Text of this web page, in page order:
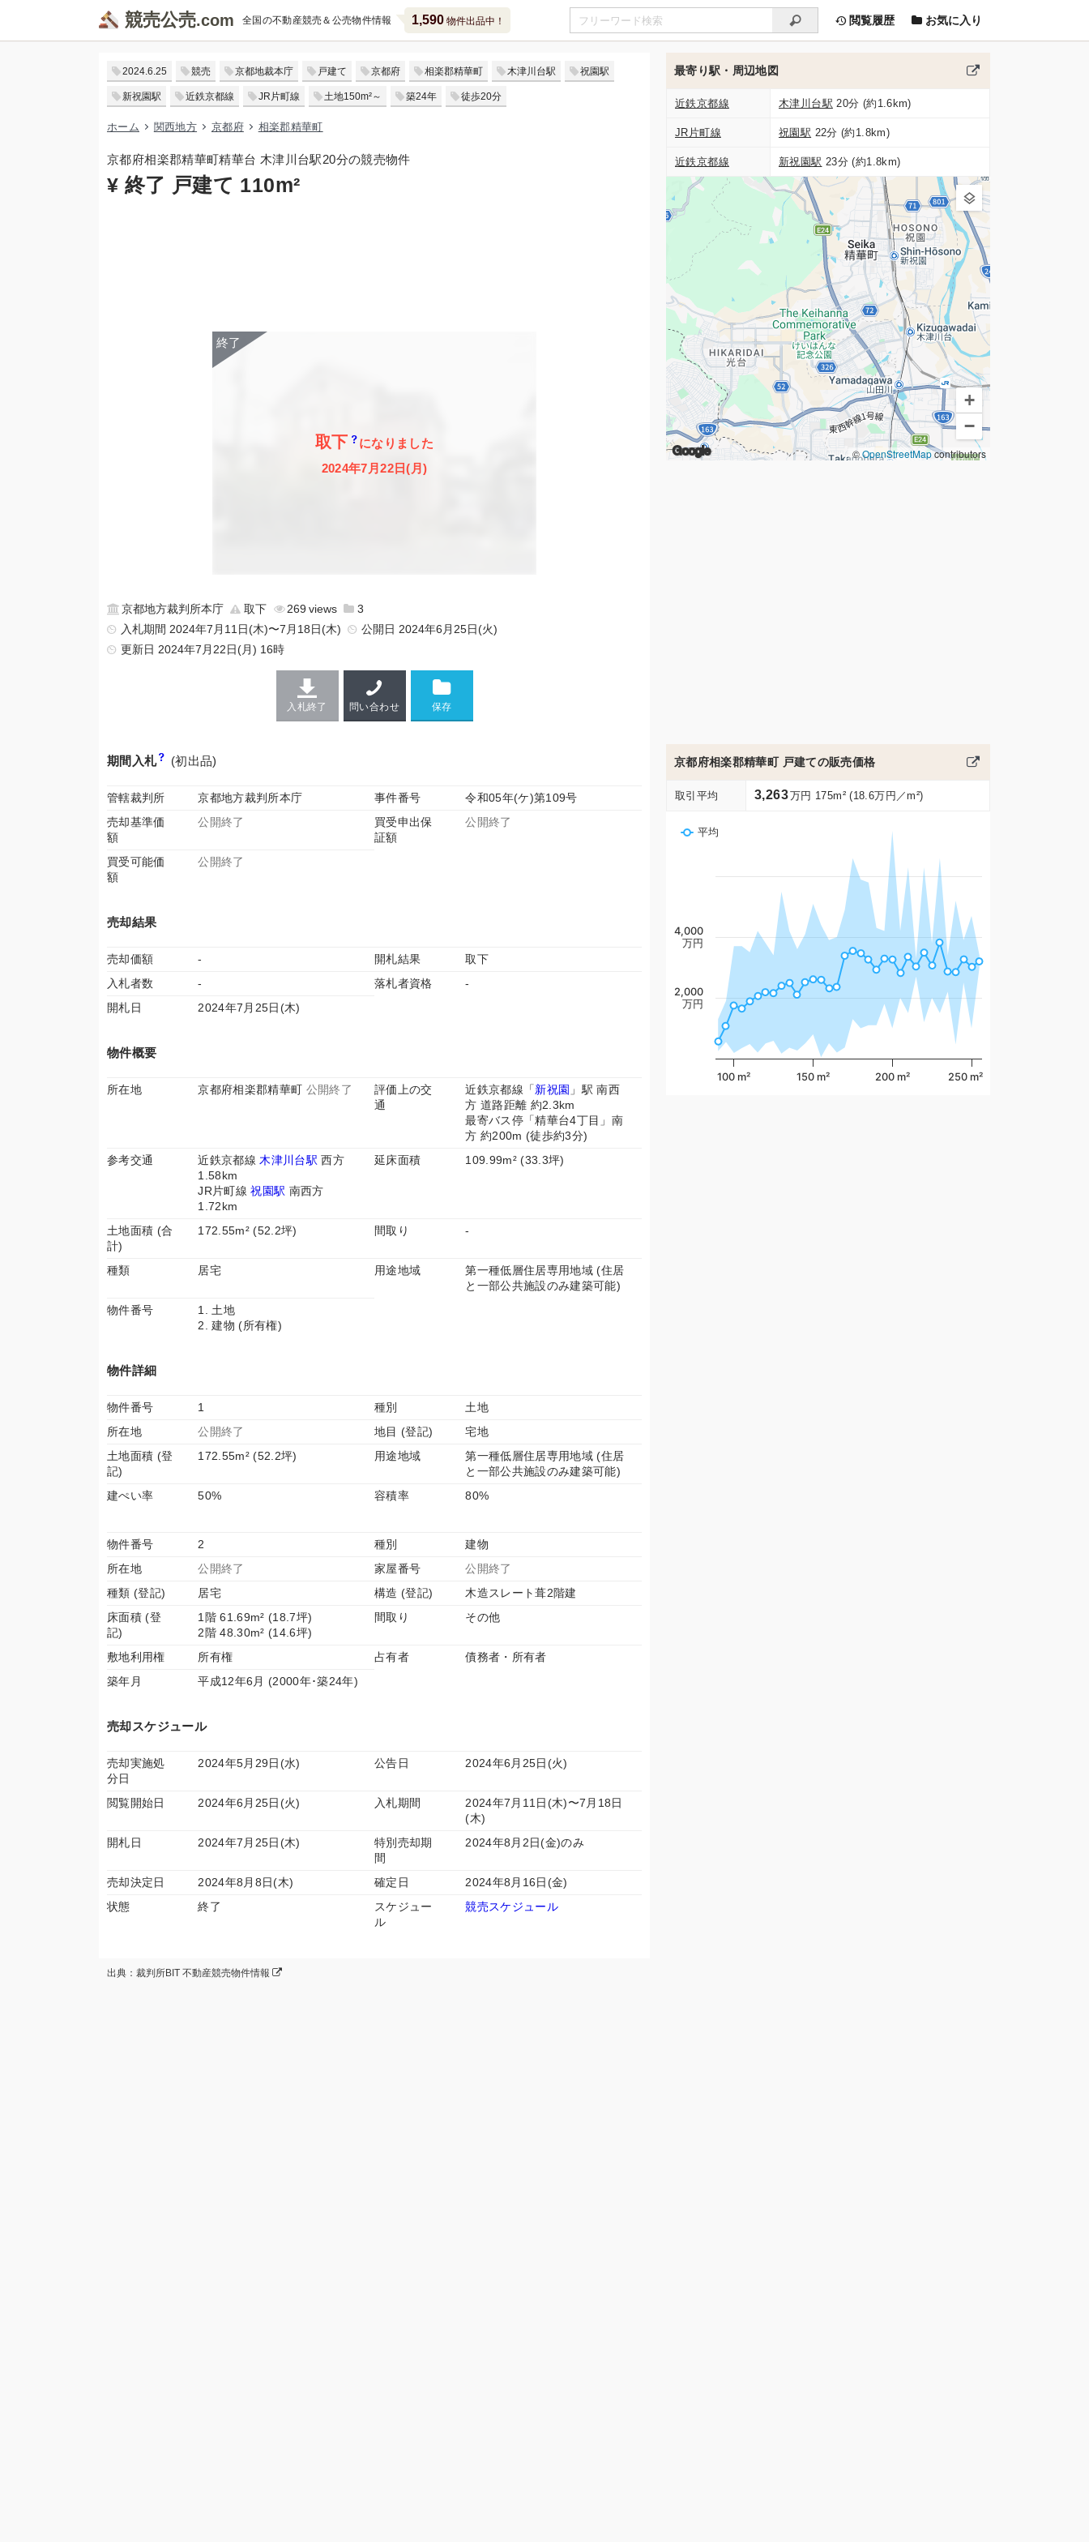
競売公売 全国の不動産競売＆公売物件情報 1,590物件出品中！ 閲覧履歴 お気に入り
2024.6.25 競売 京都地裁本庁 戸建て 京都府 相楽郡精華町 木津川台駅 祝園駅
新祝園駅 近鉄京都線 JR片町線 土地150m²～ 築24年 徒歩20分
ホーム 関西地方 京都府 相楽郡精華町
京都府相楽郡精華町精華台 木津川台駅20分の競売物件
¥ 終了 戸建て 110m²
取下
になりました
2024年7月22日(月)
京都地方裁判所本庁 取下 269
3
入札期間 2024年7月11日(木)〜7月18日(木)
公開日 2024年6月25日(火)
更新日 2024年7月22日(月) 16時
入札終了 問い合わせ
期間入札 (初出品)
管轄裁判所 京都地方裁判所本庁 事件番号
令和05年(ケ)第109号
売却基準価
額
公開終了
買受申出保
証額
公開終了
買受可能価
額
公開終了
売却結果
売却価額 - 開札結果
取下
入札者数
- 落札者資格
-
開札日
2024年7月25日(木)
物件概要
所在地 京都府相楽郡精華町 公開終了
評価上の交
通
近鉄京都線「新祝園 」駅 南西
方 道路距離 約2.3km
最寄バス停「精華台4丁目」南
方 約200m (徒歩約3分)
参考交通
近鉄京都線 木津川台駅 西方
1.58km
JR片町線祝園駅 南西方
1.72km
延床面積 109.99m² (33.3坪)
土地面積 (合
計)
172.55m² (52.2坪) 間取り -
種類 居宅 用途地域
第一種低層住居専用地域 (住居
と一部公共施設のみ建築可能)
物件番号
1. 土地
2. 建物 (所有権)
物件詳細
物件番号 1 種別
土地
所在地
公開終了 地目 (登記)
宅地
土地面積 (登
記)
172.55m² (52.2坪) 用途地域
第一種低層住居専用地域 (住居
と一部公共施設のみ建築可能)
建ぺい率
50% 容積率 80%
物件番号 2 種別
建物
所在地
公開終了 家屋番号
公開終了
種類 (登記)
居宅 構造 (登記)
木造スレート葺2階建
床面積 (登
記)
1階 61.69m² (18.7坪)
2階 48.30m² (14.6坪)
間取り その他
敷地利用権 所有権 占有者
債務者・所有者
築年月
平成12年6月 (2000年･築24年)
売却スケジュール
売却実施処
分日
2024年5月29日(水) 公告日 2024年6月25日(火)
閲覧開始日 2024年6月25日(火) 入札期間
2024年7月11日(木)〜7月18日
(木)
開札日
2024年7月25日(木)
特別売却期
間
2024年8月2日(金)のみ
売却決定日 2024年8月8日(木) 確定日
2024年8月16日(金)
状態
終了
スケジュー
ル
競売スケジュール
出典：裁判所BIT 不動産競売物件情報
最寄り駅・周辺地図
近鉄京都線 木津川台駅 20分 (約1.6km)
JR片町線 祝園駅 22分 (約1.8km)
近鉄京都線 新祝園駅 23分 (約1.8km)
Google
+
−
©OpenStreetMapcontributors
京都府相楽郡精華町 戸建ての販売価格
取引平均 3,263万円 175m² (18.6万円／m²)
平均
100 m² 150 m² 200 m² 250 m²
2,000
万円
4,000
万円